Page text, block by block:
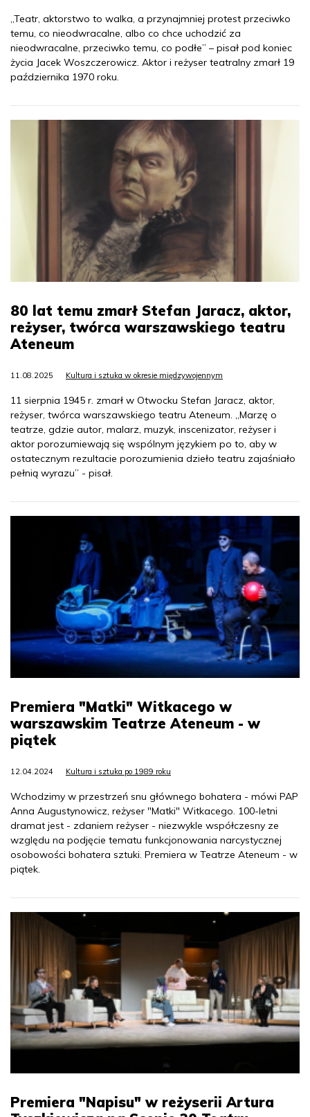
„Teatr, aktorstwo to walka, a przynajmniej protest przeciwko
temu, co nieodwracalne, albo co chce uchodzić za
nieodwracalne, przeciwko temu, co podłe” – pisał pod koniec
życia Jacek Woszczerowicz. Aktor i reżyser teatralny zmarł 19
października 1970 roku.
80 lat temu zmarł Stefan Jaracz, aktor,
reżyser, twórca warszawskiego teatru
Ateneum
11.08.2025 Kultura i sztuka w okresie międzywojennym
11 sierpnia 1945 r. zmarł w Otwocku Stefan Jaracz, aktor,
reżyser, twórca warszawskiego teatru Ateneum. „Marzę o
teatrze, gdzie autor, malarz, muzyk, inscenizator, reżyser i
aktor porozumiewają się wspólnym językiem po to, aby w
ostatecznym rezultacie porozumienia dzieło teatru zajaśniało
pełnią wyrazu” - pisał.
Premiera "Matki" Witkacego w
warszawskim Teatrze Ateneum - w
piątek
12.04.2024 Kultura i sztuka po 1989 roku
Wchodzimy w przestrzeń snu głównego bohatera - mówi PAP
Anna Augustynowicz, reżyser "Matki" Witkacego. 100-letni
dramat jest - zdaniem reżyser - niezwykle współczesny ze
względu na podjęcie tematu funkcjonowania narcystycznej
osobowości bohatera sztuki. Premiera w Teatrze Ateneum - w
piątek.
Premiera "Napisu" w reżyserii Artura